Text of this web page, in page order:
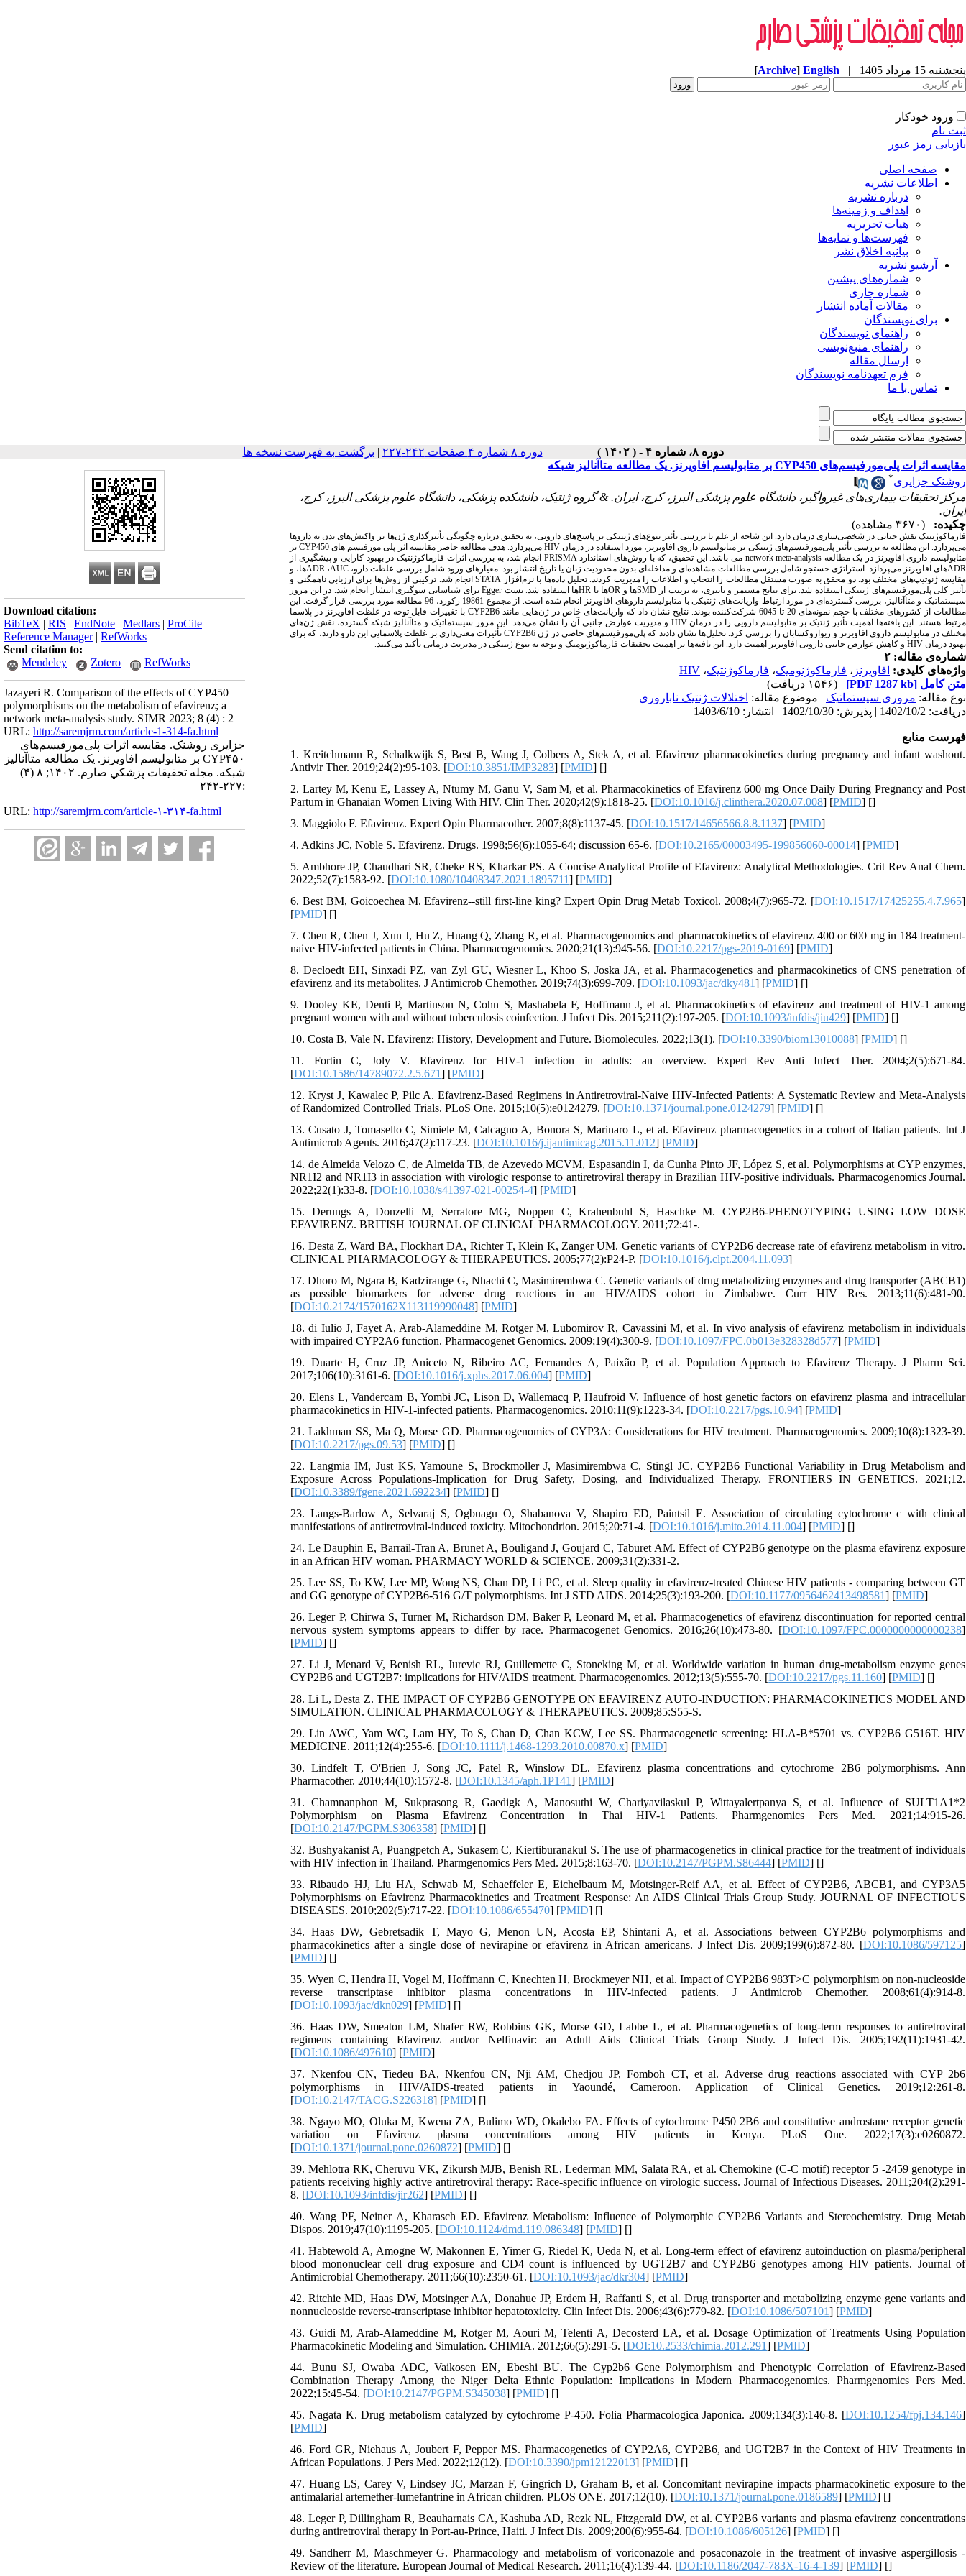
پنجشنبه 15 مرداد 1405 |
English
[Archive]
ورود خودکار
ثبت نام
بازیابی رمز عبور
صفحه اصلی
اطلاعات نشریه
درباره نشریه
اهداف و زمینه‌ها
هیات تحریریه
فهرست‌ها و نمایه‌ها
بیانیه اخلاق نشر
آرشیو نشریه
شماره‌های پیشین
شماره جاری
مقالات آماده انتشار
برای نویسندگان
راهنمای نویسندگان
راهنمای منبع‌نویسی
ارسال مقاله
فرم تعهدنامه نویسندگان
تماس با ما
دوره ۸، شماره ۴ - ( ۱۴۰۲ ) دوره ۸ شماره ۴ صفحات ۲۴۲-۲۲۷ | برگشت به فهرست نسخه ها
Download citation:
BibTeX | RIS | EndNote | Medlars | ProCite |
Reference Manager| RefWorks
Send citation to:
Mendeley
Zotero RefWorks
Jazayeri R. Comparison of the effects of CYP450
polymorphisms on the metabolism of efavirenz; a
network meta-analysis study. SJMR 2023; 8 (4) : 2
URL: http://saremjrm.com/article-1-314-fa.html
جزایری روشنک. مقایسه اثرات پلی‌مورفیسم‌های
CYP۴۵۰ بر متابولیسم افاویرنز. یک مطالعه متاآنالیز
شبکه. مجله تحقيقات پزشكي صارم. ۱۴۰۲; ۸ (۴)
:۲۲۷-۲۴۲
URL: http://saremjrm.com/article-۱-۳۱۴-fa.html
مقایسه اثرات پلی‌مورفیسم‌های CYP450 بر متابولیسم افاویرنز. یک مطالعه متاآنالیز شبکه
روشنک جزایری*
مرکز تحقیقات بیماری‌های غیرواگیر، دانشگاه علوم پزشکی البرز، کرج، ایران. & گروه ژنتیک، دانشکده پزشکی، دانشگاه علوم پزشکی البرز، کرج،
ایران.
چکیده:
(۳۶۷۰ مشاهده)
فارماکوژنتیک نقش حیاتی در شخصی‌سازی درمان دارد. این شاخه از علم با بررسی تأثیر تنوع‌های ژنتیکی بر پاسخ‌های دارویی، به تحقیق درباره چگونگی تأثیرگذاری ژن‌ها بر واکنش‌های بدن به داروها
می‌پردازد. این مطالعه به بررسی تأثیر پلی‌مورفیسم‌های ژنتیکی بر متابولیسم داروی افاویرنز، مورد استفاده در درمانHIV می‌پردازد. هدف مطالعه حاضر مقایسه اثر پلی مورفیسم های CYP450بر
متابولیسم داروی افاویرنز در یک مطالعه network meta-analysis می باشد. این تحقیق، که با روش‌های استاندارد PRISMA انجام شد، به بررسی اثرات فارماکوژنتیک در بهبود کارایی و پیشگیری از
ADRهای افاویرنز می‌پردازد. استراتژی جستجو شامل بررسی مطالعات مشاهده‌ای و مداخله‌ای بدون محدودیت زبان یا تاریخ انتشار بود. معیارهای ورود شامل بررسی غلظت دارو، AUC، ADRها، و
مقایسه ژنوتیپ‌های مختلف بود. دو محقق به صورت مستقل مطالعات را انتخاب و اطلاعات را مدیریت کردند. تحلیل داده‌ها با نرم‌افزار STATAانجام شد. ترکیبی از روش‌ها برای ارزیابی ناهمگنی و
تأثیر کلی پلی‌مورفیسم‌های ژنتیکی استفاده شد. برای نتایج مستمر و باینری، به ترتیب از SMDها و ORها یا HRها استفاده شد. تست Eggerبرای شناسایی سوگیری انتشار انجام شد. در این مرور
سیستماتیک و متاآنالیز، بررسی گسترده‌ای در مورد ارتباط واریانت‌های ژنتیکی با متابولیسم داروهای افاویرنز انجام شده است. از مجموع 19861 رکورد، 96 مطالعه مورد بررسی قرار گرفت. این
مطالعات از کشورهای مختلف با حجم نمونه‌های 20 تا 6045 شرکت‌کننده بودند. نتایج نشان داد که واریانت‌های خاص در ژن‌هایی مانند
CYP2B6 با تغییرات قابل توجه در غلظت افاویرنز در پلاسما
مرتبط هستند. این یافته‌ها اهمیت تأثیر ژنتیک بر متابولیسم دارویی را در درمانHIV و مدیریت عوارض جانبی آن را نشان می‌دهد. این مرور سیستماتیک و متاآنالیز شبکه گسترده، نقش ژن‌های
مختلف در متابولیسم داروی افاویرنز و ریواروکسابان را بررسی کرد. تحلیل‌ها نشان دادند که پلی‌مورفیسم‌های خاصی در ژن‌ CYP2B6تأثیرات معنی‌داری بر غلظت پلاسمایی این دارو دارند، که برای
بهبود درمان HIV و کاهش عوارض جانبی دارویی افاویرنز اهمیت دارد. این یافته‌ها بر اهمیت تحقیقات فارماکوژنومیک و توجه به تنوع ژنتیکی در مدیریت درمانی تأکید می‌کنند.
شماره‌ی مقاله: ۲
واژه‌های کلیدی: افاویرنز ، فارماکوژنومیک، فارماکوژنتیک، HIV
متن کامل [PDF 1287 kb]
(۱۵۴۶ دریافت)
نوع مقاله: مروری سیستماتيک | موضوع مقاله: اختلالات ژنتيک ناباروری
دریافت: 1402/10/2 | پذیرش: 1402/10/30 | انتشار: 1403/6/10
فهرست منابع
1. Kreitchmann R, Schalkwijk S, Best B, Wang J, Colbers A, Stek A, et al. Efavirenz pharmacokinetics during pregnancy and infant washout.
Antivir Ther. 2019;24(2):95-103. [DOI:10.3851/IMP3283] [PMID] []
2. Lartey M, Kenu E, Lassey A, Ntumy M, Ganu V, Sam M, et al. Pharmacokinetics of Efavirenz 600 mg Once Daily During Pregnancy and Post
Partum in Ghanaian Women Living With HIV. Clin Ther. 2020;42(9):1818-25. [DOI:10.1016/j.clinthera.2020.07.008] [PMID] []
3. Maggiolo F. Efavirenz. Expert Opin Pharmacother. 2007;8(8):1137-45. [DOI:10.1517/14656566.8.8.1137] [PMID]
4. Adkins JC, Noble S. Efavirenz. Drugs. 1998;56(6):1055-64; discussion 65-6. [DOI:10.2165/00003495-199856060-00014] [PMID]
5. Ambhore JP, Chaudhari SR, Cheke RS, Kharkar PS. A Concise Analytical Profile of Efavirenz: Analytical Methodologies. Crit Rev Anal Chem.
2022;52(7):1583-92. [DOI:10.1080/10408347.2021.1895711] [PMID]
6. Best BM, Goicoechea M. Efavirenz--still first-line king? Expert Opin Drug Metab Toxicol. 2008;4(7):965-72. [DOI:10.1517/17425255.4.7.965]
[PMID] []
7. Chen R, Chen J, Xun J, Hu Z, Huang Q, Zhang R, et al. Pharmacogenomics and pharmacokinetics of efavirenz 400 or 600 mg in 184 treatment-
naive HIV-infected patients in China. Pharmacogenomics. 2020;21(13):945-56. [DOI:10.2217/pgs-2019-0169] [PMID]
8. Decloedt EH, Sinxadi PZ, van Zyl GU, Wiesner L, Khoo S, Joska JA, et al. Pharmacogenetics and pharmacokinetics of CNS penetration of
efavirenz and its metabolites. J Antimicrob Chemother. 2019;74(3):699-709. [DOI:10.1093/jac/dky481] [PMID] []
9. Dooley KE, Denti P, Martinson N, Cohn S, Mashabela F, Hoffmann J, et al. Pharmacokinetics of efavirenz and treatment of HIV-1 among
pregnant women with and without tuberculosis coinfection. J Infect Dis. 2015;211(2):197-205. [DOI:10.1093/infdis/jiu429] [PMID] []
10. Costa B, Vale N. Efavirenz: History, Development and Future. Biomolecules. 2022;13(1). [DOI:10.3390/biom13010088] [PMID] []
11. Fortin C, Joly V. Efavirenz for HIV-1 infection in adults: an overview. Expert Rev Anti Infect Ther. 2004;2(5):671-84.
[DOI:10.1586/14789072.2.5.671] [PMID]
12. Kryst J, Kawalec P, Pilc A. Efavirenz-Based Regimens in Antiretroviral-Naive HIV-Infected Patients: A Systematic Review and Meta-Analysis
of Randomized Controlled Trials. PLoS One. 2015;10(5):e0124279. [DOI:10.1371/journal.pone.0124279] [PMID] []
13. Cusato J, Tomasello C, Simiele M, Calcagno A, Bonora S, Marinaro L, et al. Efavirenz pharmacogenetics in a cohort of Italian patients. Int J
Antimicrob Agents. 2016;47(2):117-23. [DOI:10.1016/j.ijantimicag.2015.11.012] [PMID]
14. de Almeida Velozo C, de Almeida TB, de Azevedo MCVM, Espasandin I, da Cunha Pinto JF, López S, et al. Polymorphisms at CYP enzymes,
NR1I2 and NR1I3 in association with virologic response to antiretroviral therapy in Brazilian HIV-positive individuals. Pharmacogenomics Journal.
2022;22(1):33-8. [DOI:10.1038/s41397-021-00254-4] [PMID]
15. Derungs A, Donzelli M, Serratore MG, Noppen C, Krahenbuhl S, Haschke M. CYP2B6-PHENOTYPING USING LOW DOSE
EFAVIRENZ. BRITISH JOURNAL OF CLINICAL PHARMACOLOGY. 2011;72:41-.
16. Desta Z, Ward BA, Flockhart DA, Richter T, Klein K, Zanger UM. Genetic variants of CYP2B6 decrease rate of efavirenz metabolism in vitro.
CLINICAL PHARMACOLOGY & THERAPEUTICS. 2005;77(2):P24-P. [DOI:10.1016/j.clpt.2004.11.093]
17. Dhoro M, Ngara B, Kadzirange G, Nhachi C, Masimirembwa C. Genetic variants of drug metabolizing enzymes and drug transporter (ABCB1)
as possible biomarkers for adverse drug reactions in an HIV/AIDS cohort in Zimbabwe. Curr HIV Res. 2013;11(6):481-90.
[DOI:10.2174/1570162X113119990048] [PMID]
18. di Iulio J, Fayet A, Arab-Alameddine M, Rotger M, Lubomirov R, Cavassini M, et al. In vivo analysis of efavirenz metabolism in individuals
with impaired CYP2A6 function. Pharmacogenet Genomics. 2009;19(4):300-9. [DOI:10.1097/FPC.0b013e328328d577] [PMID]
19. Duarte H, Cruz JP, Aniceto N, Ribeiro AC, Fernandes A, Paixão P, et al. Population Approach to Efavirenz Therapy. J Pharm Sci.
2017;106(10):3161-6. [DOI:10.1016/j.xphs.2017.06.004] [PMID]
20. Elens L, Vandercam B, Yombi JC, Lison D, Wallemacq P, Haufroid V. Influence of host genetic factors on efavirenz plasma and intracellular
pharmacokinetics in HIV-1-infected patients. Pharmacogenomics. 2010;11(9):1223-34. [DOI:10.2217/pgs.10.94] [PMID]
21. Lakhman SS, Ma Q, Morse GD. Pharmacogenomics of CYP3A: Considerations for HIV treatment. Pharmacogenomics. 2009;10(8):1323-39.
[DOI:10.2217/pgs.09.53] [PMID] []
22. Langmia IM, Just KS, Yamoune S, Brockmoller J, Masimirembwa C, Stingl JC. CYP2B6 Functional Variability in Drug Metabolism and
Exposure Across Populations-Implication for Drug Safety, Dosing, and Individualized Therapy. FRONTIERS IN GENETICS. 2021;12.
[DOI:10.3389/fgene.2021.692234] [PMID] []
23. Langs-Barlow A, Selvaraj S, Ogbuagu O, Shabanova V, Shapiro ED, Paintsil E. Association of circulating cytochrome c with clinical
manifestations of antiretroviral-induced toxicity. Mitochondrion. 2015;20:71-4. [DOI:10.1016/j.mito.2014.11.004] [PMID] []
24. Le Dauphin E, Barrail-Tran A, Brunet A, Bouligand J, Goujard C, Taburet AM. Effect of CYP2B6 genotype on the plasma efavirenz exposure
in an African HIV woman. PHARMACY WORLD & SCIENCE. 2009;31(2):331-2.
25. Lee SS, To KW, Lee MP, Wong NS, Chan DP, Li PC, et al. Sleep quality in efavirenz-treated Chinese HIV patients - comparing between GT
and GG genotype of CYP2B6-516 G/T polymorphisms. Int J STD AIDS. 2014;25(3):193-200. [DOI:10.1177/0956462413498581] [PMID]
26. Leger P, Chirwa S, Turner M, Richardson DM, Baker P, Leonard M, et al. Pharmacogenetics of efavirenz discontinuation for reported central
nervous system symptoms appears to differ by race. Pharmacogenet Genomics. 2016;26(10):473-80. [DOI:10.1097/FPC.0000000000000238]
[PMID] []
27. Li J, Menard V, Benish RL, Jurevic RJ, Guillemette C, Stoneking M, et al. Worldwide variation in human drug-metabolism enzyme genes
CYP2B6 and UGT2B7: implications for HIV/AIDS treatment. Pharmacogenomics. 2012;13(5):555-70. [DOI:10.2217/pgs.11.160] [PMID] []
28. Li L, Desta Z. THE IMPACT OF CYP2B6 GENOTYPE ON EFAVIRENZ AUTO-INDUCTION: PHARMACOKINETICS MODEL AND
SIMULATION. CLINICAL PHARMACOLOGY & THERAPEUTICS. 2009;85:S55-S.
29. Lin AWC, Yam WC, Lam HY, To S, Chan D, Chan KCW, Lee SS. Pharmacogenetic screening: HLA-B*5701 vs. CYP2B6 G516T. HIV
MEDICINE. 2011;12(4):255-6. [DOI:10.1111/j.1468-1293.2010.00870.x] [PMID]
30. Lindfelt T, O'Brien J, Song JC, Patel R, Winslow DL. Efavirenz plasma concentrations and cytochrome 2B6 polymorphisms. Ann
Pharmacother. 2010;44(10):1572-8. [DOI:10.1345/aph.1P141] [PMID]
31. Chamnanphon M, Sukprasong R, Gaedigk A, Manosuthi W, Chariyavilaskul P, Wittayalertpanya S, et al. Influence of SULT1A1*2
Polymorphism on Plasma Efavirenz Concentration in Thai HIV-1 Patients. Pharmgenomics Pers Med. 2021;14:915-26.
[DOI:10.2147/PGPM.S306358] [PMID] []
32. Bushyakanist A, Puangpetch A, Sukasem C, Kiertiburanakul S. The use of pharmacogenetics in clinical practice for the treatment of individuals
with HIV infection in Thailand. Pharmgenomics Pers Med. 2015;8:163-70. [DOI:10.2147/PGPM.S86444] [PMID] []
33. Ribaudo HJ, Liu HA, Schwab M, Schaeffeler E, Eichelbaum M, Motsinger-Reif AA, et al. Effect of CYP2B6, ABCB1, and CYP3A5
Polymorphisms on Efavirenz Pharmacokinetics and Treatment Response: An AIDS Clinical Trials Group Study. JOURNAL OF INFECTIOUS
DISEASES. 2010;202(5):717-22. [DOI:10.1086/655470] [PMID] []
34. Haas DW, Gebretsadik T, Mayo G, Menon UN, Acosta EP, Shintani A, et al. Associations between CYP2B6 polymorphisms and
pharmacokinetics after a single dose of nevirapine or efavirenz in African americans. J Infect Dis. 2009;199(6):872-80. [DOI:10.1086/597125]
[PMID] []
35. Wyen C, Hendra H, Vogel M, Hoffmann C, Knechten H, Brockmeyer NH, et al. Impact of CYP2B6 983T>C polymorphism on non-nucleoside
reverse transcriptase inhibitor plasma concentrations in HIV-infected patients. J Antimicrob Chemother. 2008;61(4):914-8.
[DOI:10.1093/jac/dkn029] [PMID] []
36. Haas DW, Smeaton LM, Shafer RW, Robbins GK, Morse GD, Labbe L, et al. Pharmacogenetics of long-term responses to antiretroviral
regimens containing Efavirenz and/or Nelfinavir: an Adult Aids Clinical Trials Group Study. J Infect Dis. 2005;192(11):1931-42.
[DOI:10.1086/497610] [PMID]
37. Nkenfou CN, Tiedeu BA, Nkenfou CN, Nji AM, Chedjou JP, Fomboh CT, et al. Adverse drug reactions associated with CYP 2b6
polymorphisms in HIV/AIDS-treated patients in Yaoundé, Cameroon. Application of Clinical Genetics. 2019;12:261-8.
[DOI:10.2147/TACG.S226318] [PMID] []
38. Ngayo MO, Oluka M, Kwena ZA, Bulimo WD, Okalebo FA. Effects of cytochrome P450 2B6 and constitutive androstane receptor genetic
variation on Efavirenz plasma concentrations among HIV patients in Kenya. PLoS One. 2022;17(3):e0260872.
[DOI:10.1371/journal.pone.0260872] [PMID] []
39. Mehlotra RK, Cheruvu VK, Zikursh MJB, Benish RL, Lederman MM, Salata RA, et al. Chemokine (C-C motif) receptor 5 -2459 genotype in
patients receiving highly active antiretroviral therapy: Race-specific influence on virologic success. Journal of Infectious Diseases. 2011;204(2):291-
8. [DOI:10.1093/infdis/jir262] [PMID] []
40. Wang PF, Neiner A, Kharasch ED. Efavirenz Metabolism: Influence of Polymorphic CYP2B6 Variants and Stereochemistry. Drug Metab
Dispos. 2019;47(10):1195-205. [DOI:10.1124/dmd.119.086348] [PMID] []
41. Habtewold A, Amogne W, Makonnen E, Yimer G, Riedel K, Ueda N, et al. Long-term effect of efavirenz autoinduction on plasma/peripheral
blood mononuclear cell drug exposure and CD4 count is influenced by UGT2B7 and CYP2B6 genotypes among HIV patients. Journal of
Antimicrobial Chemotherapy. 2011;66(10):2350-61. [DOI:10.1093/jac/dkr304] [PMID]
42. Ritchie MD, Haas DW, Motsinger AA, Donahue JP, Erdem H, Raffanti S, et al. Drug transporter and metabolizing enzyme gene variants and
nonnucleoside reverse-transcriptase inhibitor hepatotoxicity. Clin Infect Dis. 2006;43(6):779-82. [DOI:10.1086/507101] [PMID]
43. Guidi M, Arab-Alameddine M, Rotger M, Aouri M, Telenti A, Decosterd LA, et al. Dosage Optimization of Treatments Using Population
Pharmacokinetic Modeling and Simulation. CHIMIA. 2012;66(5):291-5. [DOI:10.2533/chimia.2012.291] [PMID]
44. Bunu SJ, Owaba ADC, Vaikosen EN, Ebeshi BU. The Cyp2b6 Gene Polymorphism and Phenotypic Correlation of Efavirenz-Based
Combination Therapy Among the Niger Delta Ethnic Population: Implications in Modern Pharmacogenomics. Pharmgenomics Pers Med.
2022;15:45-54. [DOI:10.2147/PGPM.S345038] [PMID] []
45. Nagata K. Drug metabolism catalyzed by cytochrome P-450. Folia Pharmacologica Japonica. 2009;134(3):146-8. [DOI:10.1254/fpj.134.146]
[PMID]
46. Ford GR, Niehaus A, Joubert F, Pepper MS. Pharmacogenetics of CYP2A6, CYP2B6, and UGT2B7 in the Context of HIV Treatments in
African Populations. J Pers Med. 2022;12(12). [DOI:10.3390/jpm12122013] [PMID] []
47. Huang LS, Carey V, Lindsey JC, Marzan F, Gingrich D, Graham B, et al. Concomitant nevirapine impacts pharmacokinetic exposure to the
antimalarial artemether-lumefantrine in African children. PLOS ONE. 2017;12(10). [DOI:10.1371/journal.pone.0186589] [PMID] []
48. Leger P, Dillingham R, Beauharnais CA, Kashuba AD, Rezk NL, Fitzgerald DW, et al. CYP2B6 variants and plasma efavirenz concentrations
during antiretroviral therapy in Port-au-Prince, Haiti. J Infect Dis. 2009;200(6):955-64. [DOI:10.1086/605126] [PMID] []
49. Sandherr M, Maschmeyer G. Pharmacology and metabolism of voriconazole and posaconazole in the treatment of invasive aspergillosis -
Review of the literature. European Journal of Medical Research. 2011;16(4):139-44. [DOI:10.1186/2047-783X-16-4-139] [PMID] []